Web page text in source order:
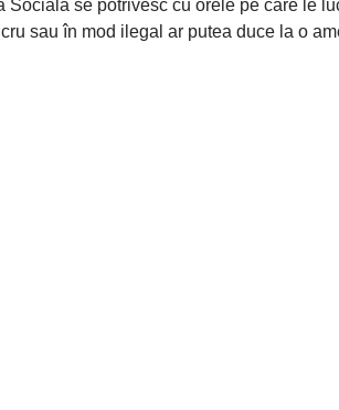
Socială se potrivesc cu orele pe care le
sau în mod ilegal ar putea duce la o